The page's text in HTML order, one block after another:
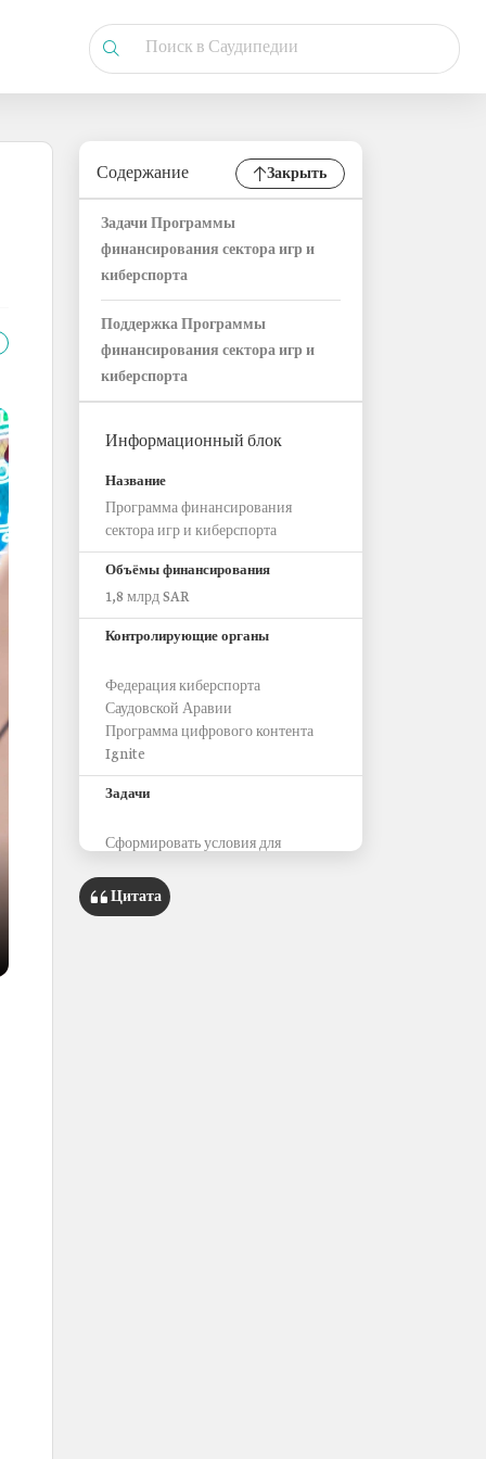
Содержание Закрыть
Задачи Программы
финансирования сектора игр и
киберспорта
Поддержка Программы
финансирования сектора игр и
киберспорта
Информационный блок
Название
Программа финансирования
сектора игр и киберспорта
Объёмы финансирования
1,8 млрд SAR
Контролирующие органы
Федерация киберспорта
Саудовской Аравии
Программа цифрового контента
Ignite
Задачи
Сформировать условия для
проектов в сфере разработки и
продвижения видеоигр
Цитата